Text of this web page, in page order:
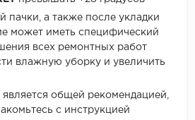
пачки, а также после укладки
может иметь специфический
всех ремонтных работ
влажную уборку и увеличить
общей рекомендацией,
с инструкцией